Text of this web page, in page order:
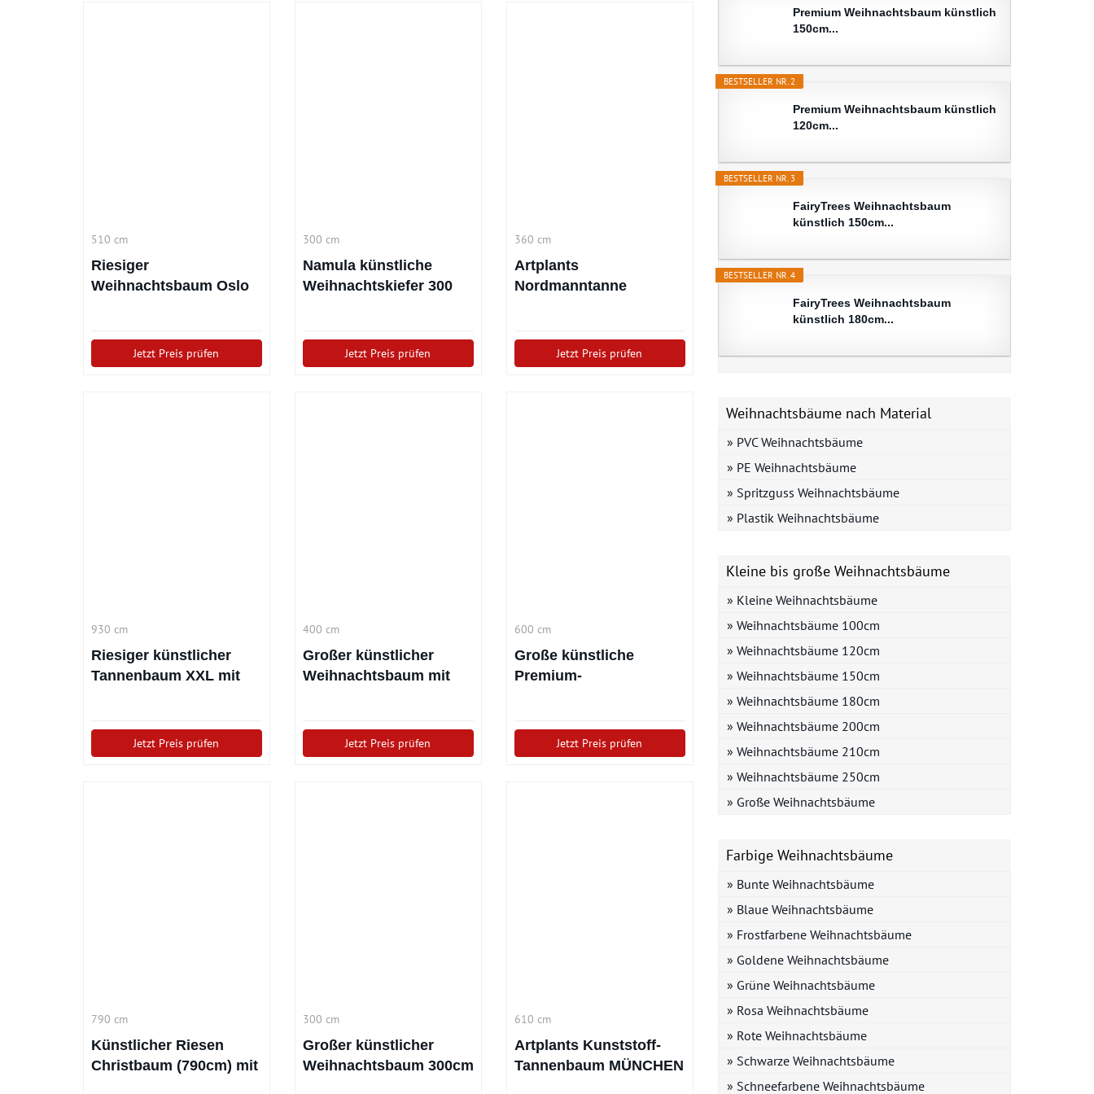
510 cm
Riesiger
Weihnachtsbaum Oslo
Jetzt Preis prüfen
300 cm
Namula künstliche
Weihnachtskiefer 300
Jetzt Preis prüfen
360 cm
Artplants
Nordmanntanne
Jetzt Preis prüfen
930 cm
Riesiger künstlicher
Tannenbaum XXL mit
Jetzt Preis prüfen
400 cm
Großer künstlicher
Weihnachtsbaum mit
Jetzt Preis prüfen
600 cm
Große künstliche
Premium-
Jetzt Preis prüfen
790 cm
Künstlicher Riesen
Christbaum (790cm) mit
300 cm
Großer künstlicher
Weihnachtsbaum 300cm
610 cm
Artplants Kunststoff-
Tannenbaum MÜNCHEN
Premium Weihnachtsbaum künstlich
150cm...
BESTSELLER NR. 2
Premium Weihnachtsbaum künstlich
120cm...
BESTSELLER NR. 3
FairyTrees Weihnachtsbaum
künstlich 150cm...
BESTSELLER NR. 4
FairyTrees Weihnachtsbaum
künstlich 180cm...
Weihnachtsbäume nach Material
» PVC Weihnachtsbäume
» PE Weihnachtsbäume
» Spritzguss Weihnachtsbäume
» Plastik Weihnachtsbäume
Kleine bis große Weihnachtsbäume
» Kleine Weihnachtsbäume
» Weihnachtsbäume 100cm
» Weihnachtsbäume 120cm
» Weihnachtsbäume 150cm
» Weihnachtsbäume 180cm
» Weihnachtsbäume 200cm
» Weihnachtsbäume 210cm
» Weihnachtsbäume 250cm
» Große Weihnachtsbäume
Farbige Weihnachtsbäume
» Bunte Weihnachtsbäume
» Blaue Weihnachtsbäume
» Frostfarbene Weihnachtsbäume
» Goldene Weihnachtsbäume
» Grüne Weihnachtsbäume
» Rosa Weihnachtsbäume
» Rote Weihnachtsbäume
» Schwarze Weihnachtsbäume
» Schneefarbene Weihnachtsbäume